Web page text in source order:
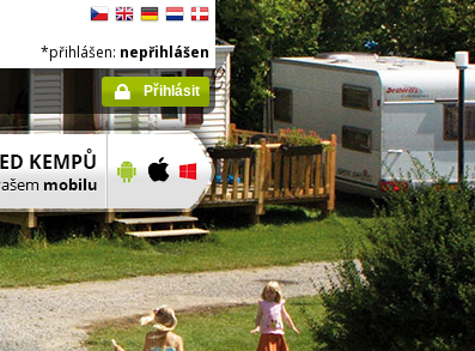
*přihlášen: nepřihlášen
Přihlásit